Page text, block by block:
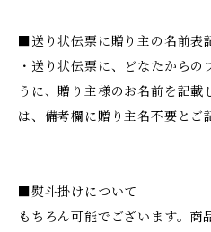
■送り状伝票に贈り主の名前表
・送り状伝票に、どなたから
うに、贈り主様のお名前を記載
は、備考欄に贈り主名不要とご
■熨斗掛けについて
もちろん可能でございます。商